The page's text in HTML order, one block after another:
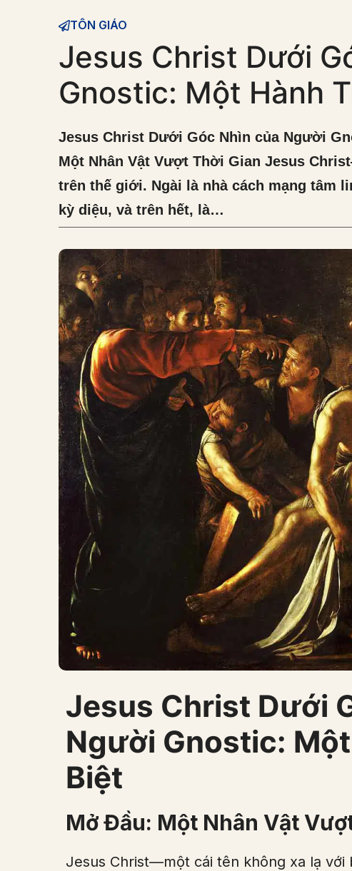
TÔN GIÁO
Jesus Christ Dưới
Gnostic: Một Hành
Jesus Christ Dưới Góc Nhìn của Người
Một Nhân Vật Vượt Thời Gian Jesus
trên thế giới. Ngài là nhà cách mạng tâm
kỳ diệu, và trên hết, là…
Jesus Christ Dưới
Người Gnostic:
Biệt
Mở Đầu: Một Nhân Vật
Jesus Christ—một cái tên không xa lạ với